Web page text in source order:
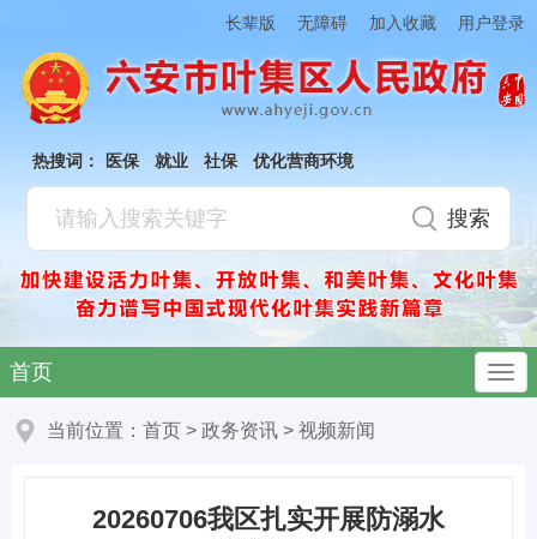
长辈版 无障碍 加入收藏 用户登录
热搜词： 医保 就业 社保 优化营商环境
首页
当前位置： 首页 > 政务资讯 > 视频新闻
20260706我区扎实开展防溺水